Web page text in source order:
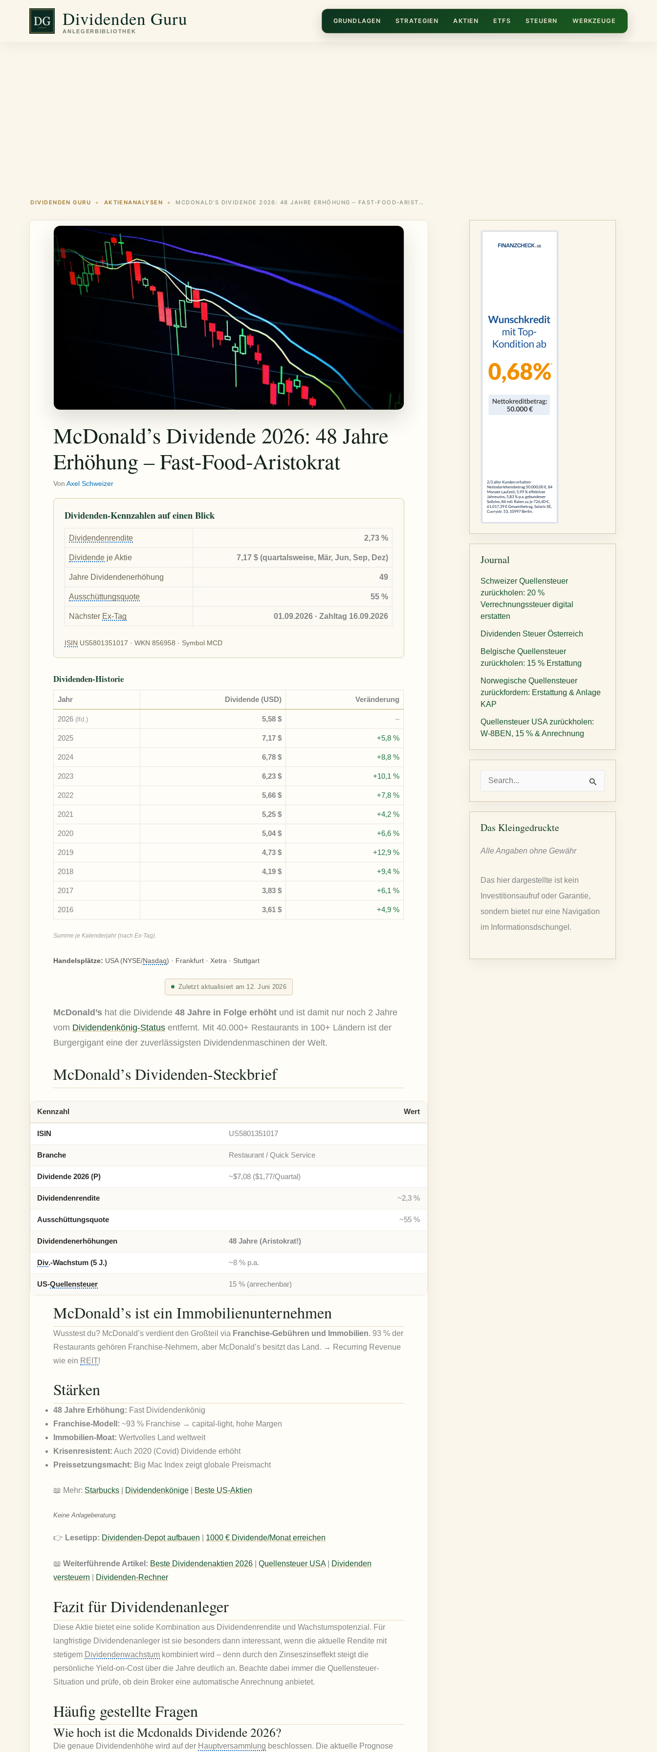
springen
Dividenden Guru GRUNDLAGEN STRATEGIEN AKTIEN ETFS STEUERN WERKZEUGE
DIVIDENDEN GURU ◆ AKTIENANALYSEN ◆ MCDONALD’S DIVIDENDE 2026: 48 JAHRE ERHÖHUNG – FAST-FOOD-ARISTOKRAT
McDonald’s Dividende 2026: 48 Jahre
Erhöhung – Fast-Food-Aristokrat
VonAxel Schweizer
Dividenden-Kennzahlen auf einen Blick
Dividendenrendite 2,73 %
Dividende je Aktie 7,17 $ (quartalsweise, Mär, Jun, Sep, Dez)
Jahre Dividendenerhöhung 49
Ausschüttungsquote 55 %
Nächster Ex-Tag 01.09.2026 · Zahltag 16.09.2026
ISIN US5801351017 · WKN 856958 · Symbol MCD
Dividenden-Historie
Jahr Dividende (USD) Veränderung
2026 (lfd.) 5,58 $ –
2025 7,17 $ +5,8 %
2024 6,78 $ +8,8 %
2023 6,23 $ +10,1 %
2022 5,66 $ +7,8 %
2021 5,25 $ +4,2 %
2020 5,04 $ +6,6 %
2019 4,73 $ +12,9 %
2018 4,19 $ +9,4 %
2017 3,83 $ +6,1 %
2016 3,61 $ +4,9 %
Summe je Kalenderjahr (nach Ex-Tag).
Handelsplätze: USA (NYSE/Nasdaq) · Frankfurt · Xetra · Stuttgart
Zuletzt aktualisiert am 12. Juni 2026
McDonald’s hat die Dividende48 Jahre in Folge erhöht und ist damit nur noch 2 Jahre
vom Dividendenkönig-Status entfernt. Mit 40.000+ Restaurants in 100+ Ländern ist der
Burgergigant eine der zuverlässigsten Dividendenmaschinen der Welt.
McDonald’s Dividenden-Steckbrief
Kennzahl Wert
ISIN US5801351017
Branche Restaurant / Quick Service
Dividende 2026 (P) ~$7,08 ($1,77/Quartal)
Dividendenrendite ~2,3 %
Ausschüttungsquote ~55 %
Dividendenerhöhungen 48 Jahre (Aristokrat!)
Div.-Wachstum (5 J.) ~8 % p.a.
US-Quellensteuer 15 % (anrechenbar)
McDonald’s ist ein Immobilienunternehmen
Wusstest du? McDonald’s verdient den Großteil via Franchise-Gebühren und Immobilien. 93 % der
Restaurants gehören Franchise-Nehmern, aber McDonald’s besitzt das Land. → Recurring Revenue
wie ein REIT!
Stärken
48 Jahre Erhöhung: Fast Dividendenkönig
Franchise-Modell: ~93 % Franchise → capital-light, hohe Margen
Immobilien-Moat: Wertvolles Land weltweit
Krisenresistent: Auch 2020 (Covid) Dividende erhöht
Preissetzungsmacht: Big Mac Index zeigt globale Preismacht
📖 Mehr: Starbucks Dividendenkönige Beste US-Aktien
Keine Anlageberatung.
👉 Lesetipp: Dividenden-Depot aufbauen 1000 € Dividende/Monat erreichen
📖Weiterführende Artikel: Beste Dividendenaktien 2026 |Quellensteuer USA
Dividenden
versteuern
Dividenden-Rechner
Fazit für Dividendenanleger
Diese Aktie bietet eine solide Kombination aus Dividendenrendite und Wachstumspotenzial. Für
langfristige Dividendenanleger ist sie besonders dann interessant, wenn die aktuelle Rendite mit
stetigem Dividendenwachstum kombiniert wird – denn durch den Zinseszinseffekt steigt die
persönliche Yield-on-Cost über die Jahre deutlich an. Beachte dabei immer die Quellensteuer-
Situation und prüfe, ob dein Broker eine automatische Anrechnung anbietet.
Häufig gestellte Fragen
Wie hoch ist die Mcdonalds Dividende 2026?
Die genaue Dividendenhöhe wird auf der Hauptversammlung beschlossen. Die aktuelle Prognose
Journal
Schweizer Quellensteuer
zurückholen: 20 %
Verrechnungssteuer digital
erstatten
Dividenden Steuer Österreich
Belgische Quellensteuer
zurückholen: 15 % Erstattung
Norwegische Quellensteuer
zurückfordern: Erstattung & Anlage
KAP
Quellensteuer USA zurückholen:
W-8BEN, 15 % & Anrechnung
h
n
Das Kleingedruckte
Alle Angaben ohne Gewähr
Das hier dargestellte ist kein
Investitionsaufruf oder Garantie,
sondern bietet nur eine Navigation
im Informationsdschungel.